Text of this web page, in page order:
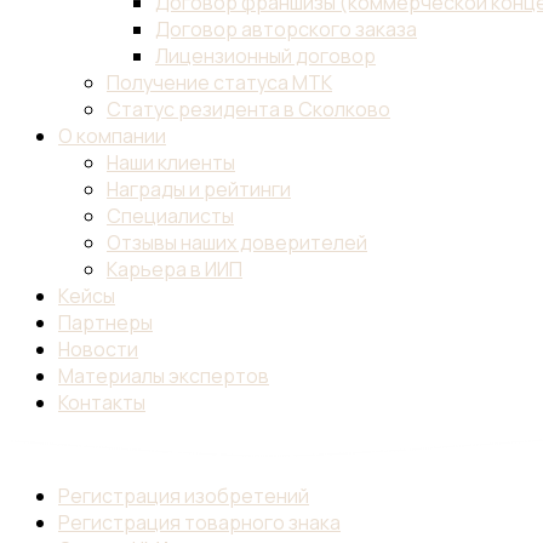
Договор авторского заказа
Лицензионный договор
Получение статуса МТК
Статус резидента в Сколково
О компании
Наши клиенты
Награды и рейтинги
Специалисты
Отзывы наших доверителей
Карьера в ИИП
Кейсы
Партнеры
Новости
Материалы экспертов
Контакты
Регистрация изобретений
Регистрация товарного знака